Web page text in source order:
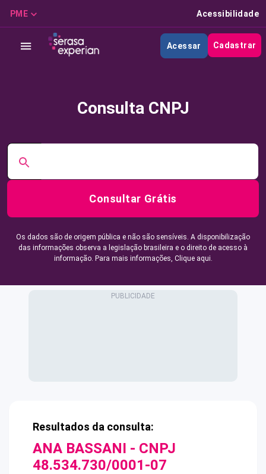
PME Acessibilidade
Acessar Cadastrar
Consulta CNPJ
Consultar Grátis
Os dados são de origem pública e não são sensíveis. A disponibilização
das informações observa a legislação brasileira e o direito de acesso à
informação. Para mais informações, Clique aqui.
Resultados da consulta:
ANA BASSANI - CNPJ
48.534.730/0001-07